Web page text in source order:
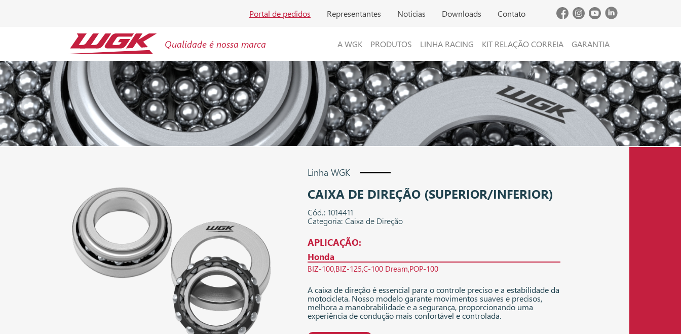
Portal de pedidos Representantes Notícias Downloads Contato
Qualidade é nossa marca A WGK PRODUTOS LINHA RACING KIT RELAÇÃO CORREIA GARANTIA
Linha WGK
CAIXA DE DIREÇÃO (SUPERIOR/INFERIOR)
Cód.: 1014411
Categoria: Caixa de Direção
APLICAÇÃO:
Honda
BIZ-100 BIZ-125 C-100 Dream POP-100
A caixa de direção é essencial para o controle preciso e a estabilidade da
motocicleta. Nosso modelo garante movimentos suaves e precisos,
melhora a manobrabilidade e a segurança, proporcionando uma
experiência de condução mais confortável e controlada.